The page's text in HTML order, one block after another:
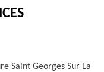
Saint Georges Sur La